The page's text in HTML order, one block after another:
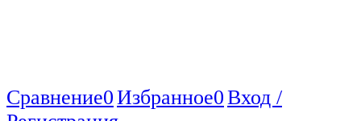
Сравнение0Избранное0Вход /